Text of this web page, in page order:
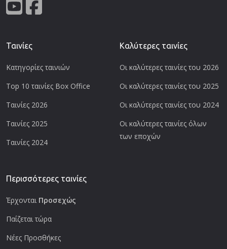
Ταινίες
Κατηγορίες ταινιών
Top 10 ταινίες Box Office
Ταινίες 2026
Ταινίες 2025
Ταινίες 2024
Καλύτερες ταινίες
Οι καλύτερες ταινίες του 2026
Οι καλύτερες ταινίες του 2025
Οι καλύτερες ταινίες του 2024
Οι καλύτερες ταινίες όλων
των εποχών
Περισσότερες ταινίες
Έρχονται Προσεχώς
Παίζεται τώρα
Νέες Προσθήκες